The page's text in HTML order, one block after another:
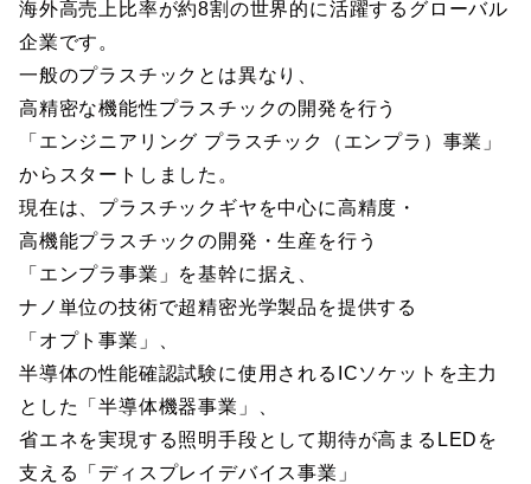
海外高売上比率が約8割の世界的に活躍するグローバル
企業です。
一般のプラスチックとは異なり、
高精密な機能性プラスチックの開発を行う
「エンジニアリング プラスチック（エンプラ）事業」
からスタートしました。
現在は、プラスチックギヤを中心に高精度・
高機能プラスチックの開発・生産を行う
「エンプラ事業」を基幹に据え、
ナノ単位の技術で超精密光学製品を提供する
「オプト事業」、
半導体の性能確認試験に使用されるICソケットを主力
とした「半導体機器事業」、
省エネを実現する照明手段として期待が高まるLEDを
支える「ディスプレイデバイス事業」